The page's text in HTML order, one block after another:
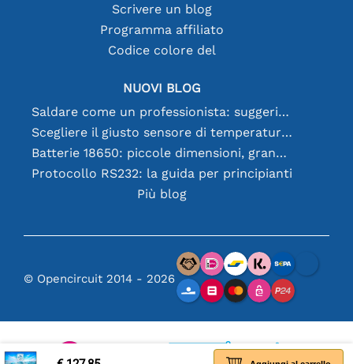
Scrivere un blog
Programma affiliato
Codice colore del
NUOVI BLOG
Saldare come un professionista: suggerimenti per connessioni elettroniche perfette
Scegliere il giusto sensore di temperatura [youtube]
Batterie 18650: piccole dimensioni, grandi prestazioni
Protocollo RS232: la guida per principianti
Più blog
© Opencircuit 2014 - 2026